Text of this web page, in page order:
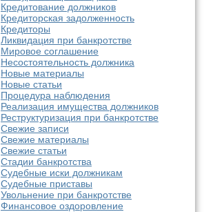
Кредитование должников
Кредиторская задолженность
Кредиторы
Ликвидация при банкротстве
Мировое соглашение
Несостоятельность должника
Новые материалы
Новые статьи
Процедура наблюдения
Реализация имущества должников
Реструктуризация при банкротстве
Свежие записи
Свежие материалы
Свежие статьи
Стадии банкротства
Судебные иски должникам
Судебные приставы
Увольнение при банкротстве
Финансовое оздоровление